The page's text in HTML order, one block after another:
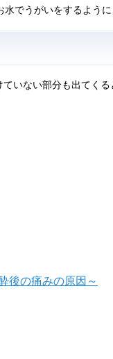
でうがいをするよう
いない部分も出てく
後の痛みの原因～